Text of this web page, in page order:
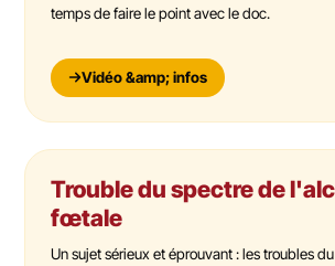
temps de faire le point avec le doc.
Vidéo &amp; infos
Trouble du spectre de
fœtale
Un sujet sérieux et éprouvant : les troubles